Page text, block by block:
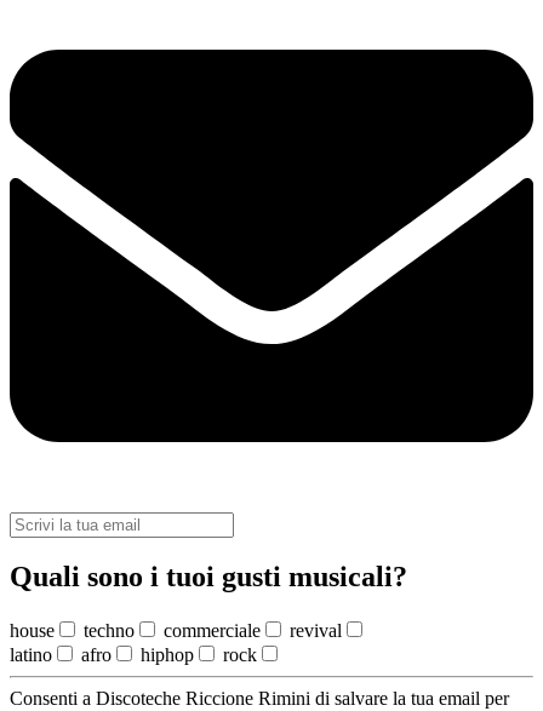
Quali sono i tuoi gusti musicali?
house techno commerciale
revival
latino
afro hiphop rock
Consenti a Discoteche Riccione Rimini di salvare la tua email per